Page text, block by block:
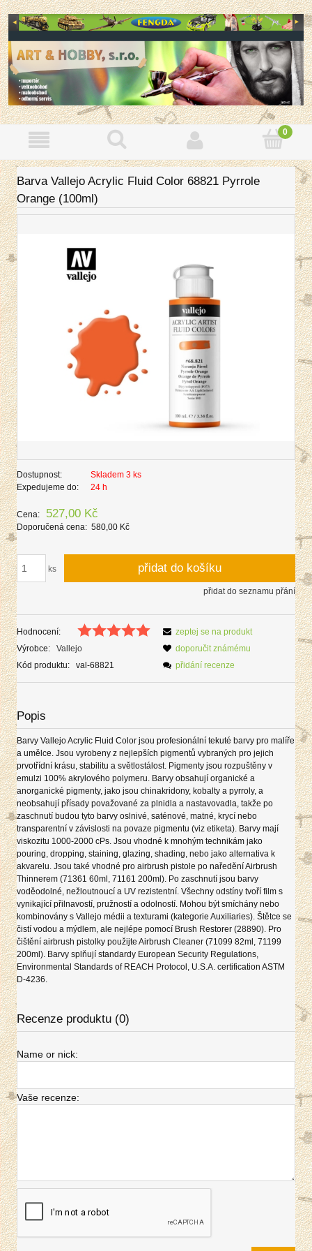
Barva Vallejo Acrylic Fluid Color 68821 Pyrrole
Orange (100ml)
Dostupnost:
Skladem 3 ks
Expedujeme do:
24 h
Cena: 527,00 Kč
Doporučená cena: 580,00 Kč
ks přidat do košíku
přidat do seznamu přání
Hodnocení:
Výrobce:
Vallejo
Kód produktu:
val-68821
zeptej se na produkt
doporučit známému
přidání recenze
Popis
Barvy Vallejo Acrylic Fluid Color jsou profesionální tekuté barvy pro malíře
a umělce. Jsou vyrobeny z nejlepších pigmentů vybraných pro jejich
prvotřídní krásu, stabilitu a světlostálost. Pigmenty jsou rozpuštěny v
emulzi 100% akrylového polymeru. Barvy obsahují organické a
anorganické pigmenty, jako jsou chinakridony, kobalty a pyrroly, a
neobsahují přísady považované za plnidla a nastavovadla, takže po
zaschnutí budou tyto barvy oslnivé, saténové, matné, krycí nebo
transparentní v závislosti na povaze pigmentu (viz etiketa). Barvy mají
viskozitu 1000-2000 cPs. Jsou vhodné k mnohým technikám jako
pouring, dropping, staining, glazing, shading, nebo jako alternativa k
akvarelu. Jsou také vhodné pro airbrush pistole po naředění Airbrush
Thinnerem (71361 60ml, 71161 200ml). Po zaschnutí jsou barvy
voděodolné, nežloutnoucí a UV rezistentní. Všechny odstíny tvoří film s
vynikající přilnavostí, pružností a odolností. Mohou být smíchány nebo
kombinovány s Vallejo médii a texturami (kategorie Auxiliaries). Štětce se
čistí vodou a mýdlem, ale nejlépe pomocí Brush Restorer (28890). Pro
čištění airbrush pistolky použijte Airbrush Cleaner (71099 82ml, 71199
200ml). Barvy splňují standardy European Security Regulations,
Environmental Standards of REACH Protocol, U.S.A. certification ASTM
D-4236.
Recenze produktu (0)
Name or nick:
Vaše recenze: